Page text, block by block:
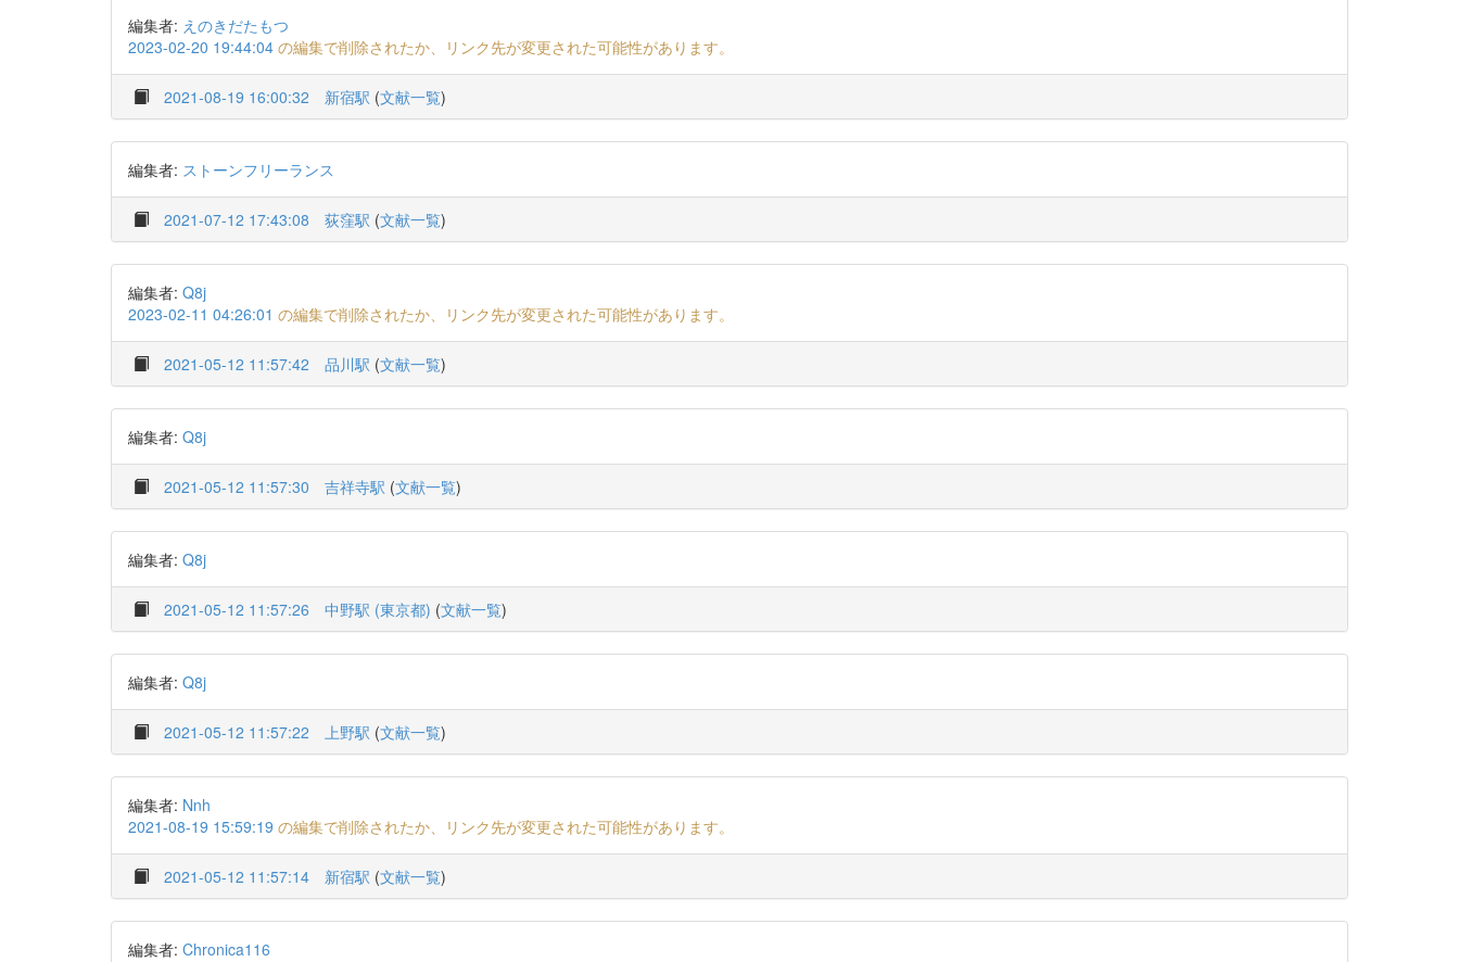
編集者: えのきだたもつ
2023-02-20 19:44:04 の編集で削除されたか、リンク先が変更された可能性があります。
2021-08-19 16:00:32 新宿駅 (文献一覧)
編集者: ストーンフリーランス
2021-07-12 17:43:08 荻窪駅 (文献一覧)
編集者: Q8j
2023-02-11 04:26:01 の編集で削除されたか、リンク先が変更された可能性があります。
2021-05-12 11:57:42 品川駅 (文献一覧)
編集者: Q8j
2021-05-12 11:57:30 吉祥寺駅 (文献一覧)
編集者: Q8j
2021-05-12 11:57:26 中野駅 (東京都) (文献一覧)
編集者: Q8j
2021-05-12 11:57:22 上野駅 (文献一覧)
編集者: Nnh
2021-08-19 15:59:19 の編集で削除されたか、リンク先が変更された可能性があります。
2021-05-12 11:57:14 新宿駅 (文献一覧)
編集者: Chronica116